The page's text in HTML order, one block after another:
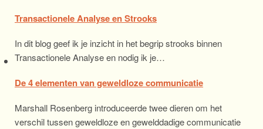
Transactionele Analyse en Strooks
In dit blog geef ik je inzicht in het begrip strooks binnen
Transactionele Analyse en nodig ik je…
De 4 elementen van geweldloze communicatie
Marshall Rosenberg introduceerde twee dieren om het
verschil tussen geweldloze en gewelddadige communicatie